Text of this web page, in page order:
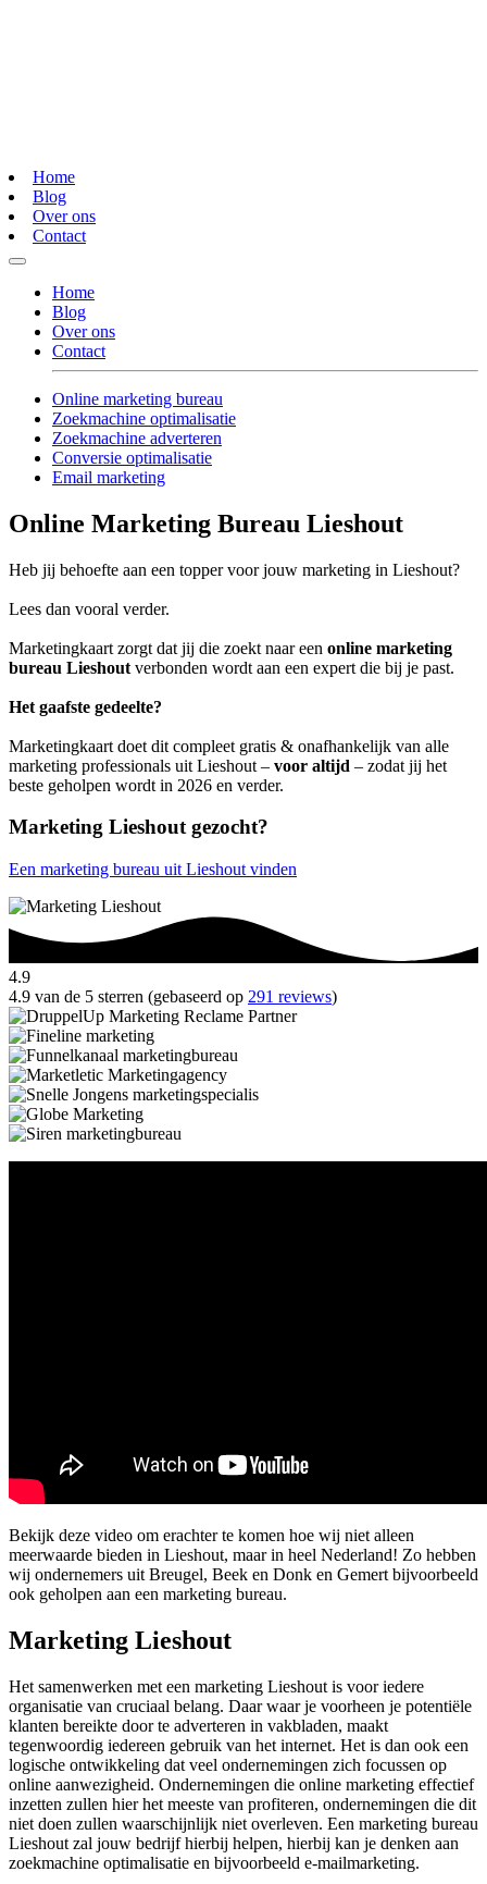
Home
Blog
Over ons
Contact
Home
Blog
Over ons
Contact
Online marketing bureau
Zoekmachine optimalisatie
Zoekmachine adverteren
Conversie optimalisatie
Email marketing
Online Marketing Bureau Lieshout
Heb jij behoefte aan een topper voor jouw marketing in Lieshout?
Lees dan vooral verder.
Marketingkaart zorgt dat jij die zoekt naar een online marketing
bureau Lieshout verbonden wordt aan een expert die bij je past.
Het gaafste gedeelte?
Marketingkaart doet dit compleet gratis & onafhankelijk van alle
marketing professionals uit Lieshout – voor altijd – zodat jij het
beste geholpen wordt in 2026 en verder.
Marketing Lieshout gezocht?
Een marketing bureau uit Lieshout vinden
4.9
4.9 van de 5 sterren (gebaseerd op 291 reviews)
Bekijk deze video om erachter te komen hoe wij niet alleen
meerwaarde bieden in Lieshout, maar in heel Nederland! Zo hebben
wij ondernemers uit Breugel, Beek en Donk en Gemert bijvoorbeeld
ook geholpen aan een marketing bureau.
Marketing Lieshout
Het samenwerken met een marketing Lieshout is voor iedere
organisatie van cruciaal belang. Daar waar je voorheen je potentiële
klanten bereikte door te adverteren in vakbladen, maakt
tegenwoordig iedereen gebruik van het internet. Het is dan ook een
logische ontwikkeling dat veel ondernemingen zich focussen op
online aanwezigheid. Ondernemingen die online marketing effectief
inzetten zullen hier het meeste van profiteren, ondernemingen die dit
niet doen zullen waarschijnlijk niet overleven. Een marketing bureau
Lieshout zal jouw bedrijf hierbij helpen, hierbij kan je denken aan
zoekmachine optimalisatie en bijvoorbeeld e-mailmarketing.